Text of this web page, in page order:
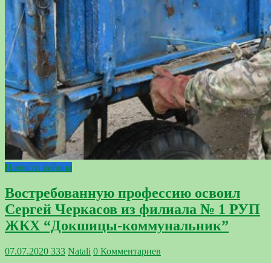
Новости района
Востребованную профессию освоил
Сергей Черкасов из филиала № 1 РУП
ЖКХ “Докшицы-коммунальник”
07.07.2020 333 Natali 0 Комментариев